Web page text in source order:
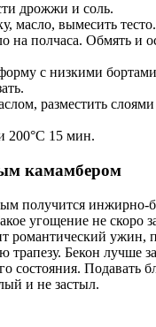
дрожжи и соль.
масло, вымесить тесто.
на полчаса. Обмять и
с низкими
разместить
200°С 15 мин.
камамбером
получится инжирно-
угощение не скоро
романтический ужин,
Бекон лучше
состояния. Подавать
и не застыл.